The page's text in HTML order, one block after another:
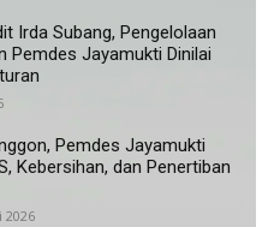
Irda Subang, Pengelolaan
Pemdes Jayamukti Dinilai
Pemdes Jayamukti
Kebersihan, dan Penertiban
2026